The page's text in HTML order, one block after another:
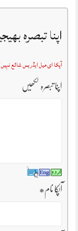
اپنا تبصرہ
آپکا ای میل ایڈریس شائع
اپنا تبصرہ لکھیں
آپکا نام*